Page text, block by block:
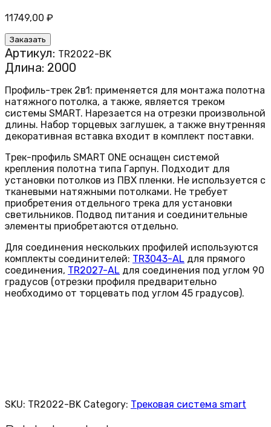
11749,00 ₽
Заказать
Артикул: TR2022-BK
Длина: 2000
Профиль-трек 2в1: применяется для монтажа полотна
натяжного потолка, а также, является треком
системы SMART. Нарезается на отрезки произвольной
длины. Набор торцевых заглушек, а также внутренняя
декоративная вставка входит в комплект поставки.
Трек-профиль SMART ONE оснащен системой
крепления полотна типа Гарпун. Подходит для
установки потолков из ПВХ пленки. Не используется с
тканевыми натяжными потолками. Не требует
приобретения отдельного трека для установки
светильников. Подвод питания и соединительные
элементы приобретаются отдельно.
Для соединения нескольких профилей используются
комплекты соединителей: TR3043-AL для прямого
соединения, TR2027-AL для соединения под углом 90
градусов (отрезки профиля предварительно
необходимо от торцевать под углом 45 градусов).
SKU: TR2022-BK Category: Трековая система smart